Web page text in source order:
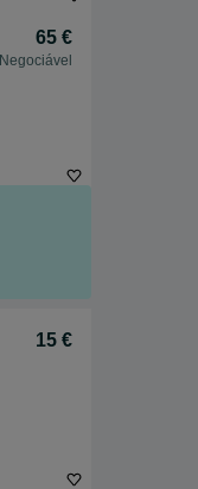
65 €
Negociável
15 €